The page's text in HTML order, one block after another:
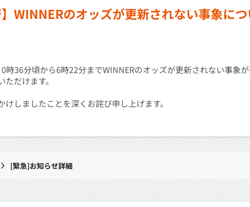
】WINNERのオッズが更新されない事象に
時36分頃から6時22分までWINNERのオッズが更新されない事象
だけます。
しましたことを深くお詫び申し上げます。
[緊急]お知らせ詳細